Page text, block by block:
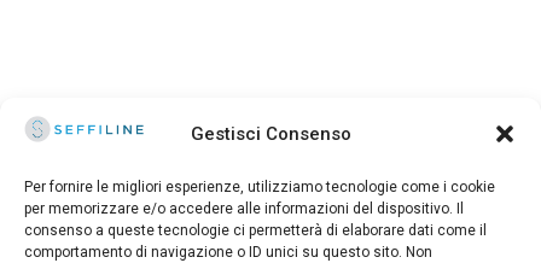
Gestisci Consenso
Per fornire le migliori esperienze, utilizziamo tecnologie come i cookie
per memorizzare e/o accedere alle informazioni del dispositivo. Il
consenso a queste tecnologie ci permetterà di elaborare dati come il
comportamento di navigazione o ID unici su questo sito. Non
© 2025 Seffiline Srl Start Up Innovativa